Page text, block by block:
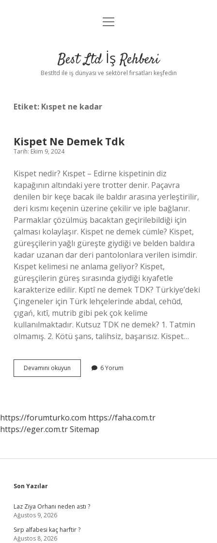
Anasayfa
Yasal Uyarı
menüyü
Best Ltd İş Rehberi
Bestltd ile iş dünyası ve sektörel fırsatları keşfedin
Etiket: Kıspet ne kadar
Kispet Ne Demek Tdk
Tarih: Ekim 9, 2024
Kispet nedir? Kıspet – Edirne kispetinin diz
kapağının altındaki yere trotter denir. Paçavra
denilen bir keçe bacak ile baldır arasına yerleştirilir,
deri kısmı keçenin üzerine çekilir ve iple bağlanır.
Parmaklar çözülmüş bacaktan geçirilebildiği için
çalması kolaylaşır. Kispet ne demek cümle? Kispet,
güreşçilerin yağlı güreşte giydiği ve belden baldıra
kadar uzanan dar deri pantolonlara verilen isimdir.
Kıspet kelimesi ne anlama geliyor? Kispet,
güreşçilerin güreş sırasında giydiği kıyafetle
karakterize edilir. Kıptî ne demek TDK? Türkiye’deki
Çingeneler için Türk lehçelerinde abdal, cehūd,
çıgań, kıtî, mutrib gibi pek çok kelime
kullanılmaktadır. Kutsuz TDK ne demek? 1. Tatmin
olmamış. 2. Kötü şans, talihsiz, başarısız. Kispet…
Devamını okuyun
Ne
6 Yorum
https://forumturko.com https://faha.com.tr
https://eger.com.trSitemap
Sidebar
Son Yazılar
Laz Ziya Orhanı neden astı ?
Ağustos 9, 2026
Sırp alfabesi kaç harftir ?
Ağustos 8, 2026